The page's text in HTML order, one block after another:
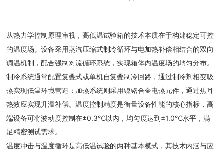
从热力学控制原理审视，高低温试验箱的技术本质在于构建稳定可控
的温度场。设备采用蒸汽压缩式制冷循环与电加热补偿相结合的双向
调温机制，配合强制对流循环系统，实现箱体内温度场的均匀分布。
制冷系统通常配置复叠式或单机自复叠制冷回路，通过制冷剂相变吸
热实现低温环境营造；加热系统则采用镍铬合金电热元件，通过焦耳
热效应实现升温补偿。温度控制精度是衡量设备性能的核心指标，高
端设备可将波动度控制在±0.3℃以内，均匀度达到±1.0℃水平，满
足精密测试需求。
温度冲击与温度循环是高低温试验的两种基本模式，其技术内涵与应